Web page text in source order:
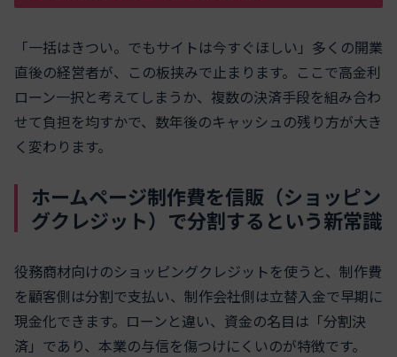
「一括はきつい。でもサイトは今すぐほしい」多くの開業
直後の経営者が、この板挟みで止まります。ここで高金利
ローン一択と考えてしまうか、複数の決済手段を組み合わ
せて負担を均すかで、数年後のキャッシュの残り方が大き
く変わります。
ホームページ制作費を信販（ショッピン
グクレジット）で分割するという新常識
役務商材向けのショッピングクレジットを使うと、制作費
を顧客側は分割で支払い、制作会社側は立替入金で早期に
現金化できます。ローンと違い、資金の名目は「分割決
済」であり、本業の与信を傷つけにくいのが特徴です。